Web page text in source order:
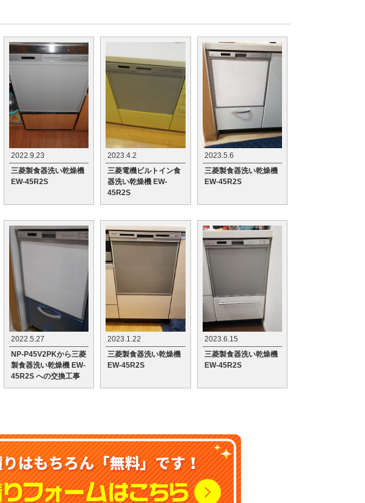
2022.9.23
三菱製食器洗い乾燥機
EW-45R2S
2023.4.2
三菱電機ビルトイン食
器洗い乾燥機 EW-
45R2S
2023.5.6
三菱製食器洗い乾燥機
EW-45R2S
2022.5.27
NP-P45V2PKから三菱
製食器洗い乾燥機 EW-
45R2S への交換工事
2023.1.22
三菱製食器洗い乾燥機
EW-45R2S
2023.6.15
三菱製食器洗い乾燥機
EW-45R2S